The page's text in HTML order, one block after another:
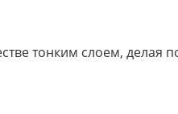
тонким слоем,